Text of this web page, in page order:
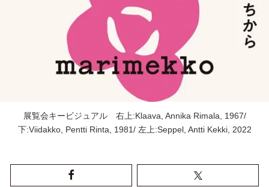
展覧会キービジュアル 右上:Klaava, Annika Rimala, 1967/
下:Viidakko, Pentti Rinta, 1981/ 左上:Seppel, Antti Kekki, 2022